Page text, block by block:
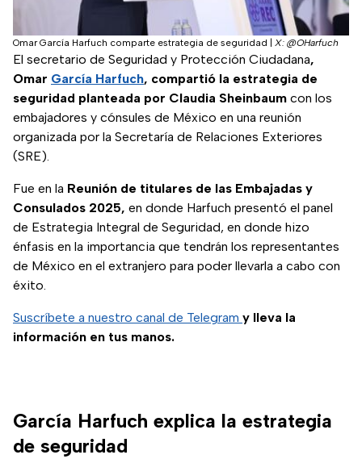
Omar García Harfuch comparte estrategia de seguridad X: @OHarfuch
El secretario de Seguridad y Protección Ciudadana,
Omar García Harfuch, compartió la estrategia de
seguridad planteada por Claudia Sheinbaum con los
embajadores y cónsules de México en una reunión
organizada por la Secretaría de Relaciones Exteriores
(SRE).
Fue en la Reunión de titulares de las Embajadas y
Consulados 2025, en donde Harfuch presentó el panel
de Estrategia Integral de Seguridad, en donde hizo
énfasis en la importancia que tendrán los representantes
de México en el extranjero para poder llevarla a cabo con
éxito.
Suscríbete a nuestro canal de Telegram y lleva la
información en tus manos.
García Harfuch explica la estrategia
de seguridad